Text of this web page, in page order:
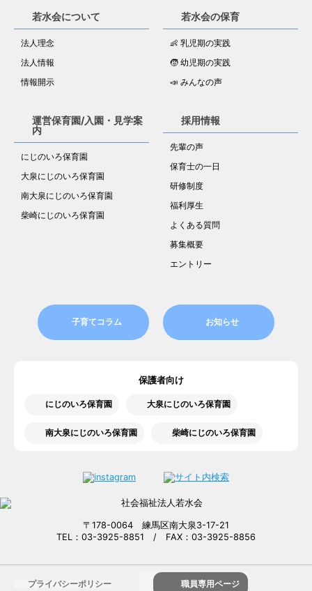
若水会について
法人理念
法人情報
情報開示
若水会の保育
👶 乳児期の実践
🧒 幼児期の実践
📣 みんなの声
運営保育園/入園・見学案
内
にじのいろ保育園
大泉にじのいろ保育園
南大泉にじのいろ保育園
柴崎にじのいろ保育園
採用情報
先輩の声
保育士の一日
研修制度
福利厚生
よくある質問
募集概要
エントリー
子育てコラム お知らせ
保護者向け
にじのいろ保育園 大泉にじのいろ保育園
南大泉にじのいろ保育園 柴崎にじのいろ保育園
〒178-0064 練馬区南大泉3-17-21
TEL：03-3925-8851 / FAX：03-3925-8856
プライバシーポリシー 職員専用ページ